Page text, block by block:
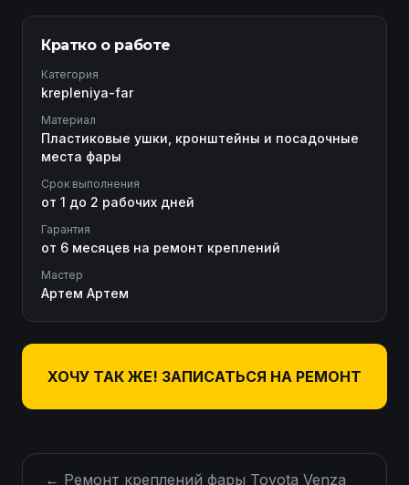
Кратко о работе
Категория
krepleniya-far
Материал
Пластиковые ушки, кронштейны и посадочные
места фары
Срок выполнения
от 1 до 2 рабочих дней
Гарантия
от 6 месяцев на ремонт креплений
Мастер
Артем Артем
ХОЧУ ТАК ЖЕ! ЗАПИСАТЬСЯ НА РЕМОНТ
← Ремонт креплений фары Toyota Venza